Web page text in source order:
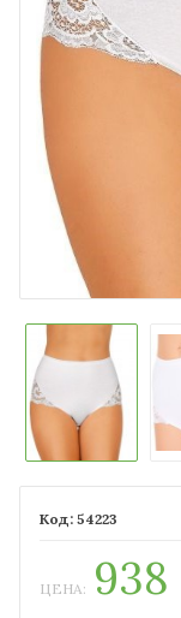
54223
ЦЕНА: 938